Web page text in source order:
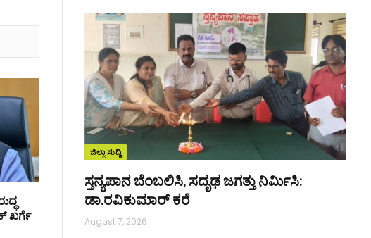
ಖರ್ಗೆ
ಜಿಲ್ಲಾ ಸುದ್ದಿ
ಸ್ತನ್ಯಪಾನ ಬೆಂಬಲಿಸಿ, ಸದೃಢ ಜಗತ್ತು ನಿರ್ಮಿಸಿ:
ಡಾ.ರವಿಕುಮಾರ್ ಕರೆ
August 7, 2026